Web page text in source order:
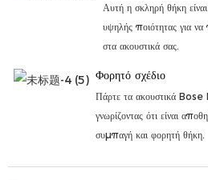
Αυτή η σκληρή θήκη
υψηλής ποιότητας για να
στα ακουστικά σας.
Φορητό σχέδιο
Πάρτε τα ακουστικά Bose
γνωρίζοντας ότι είναι
συμπαγή και φορητή θήκη.